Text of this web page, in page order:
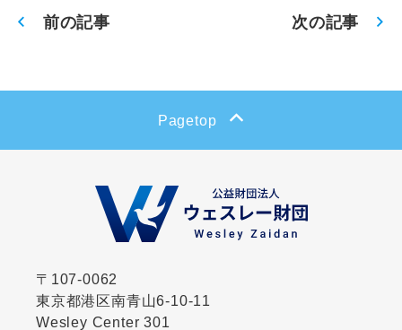
前の記事 次の記事
Pagetop
〒107-0062
東京都港区南青山6-10-11
Wesley Center 301